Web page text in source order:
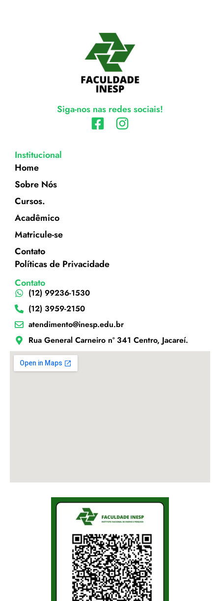
Siga-nos nas redes sociais!
Institucional
Home
Sobre Nós
Cursos.
Acadêmico
Matricule-se
Contato
Políticas de Privacidade
Contato
(12) 99236-1530
(12) 3959-2150
atendimento@inesp.edu.br
Rua General Carneiro nº 341 Centro, Jacareí.